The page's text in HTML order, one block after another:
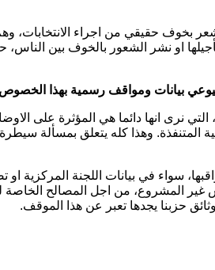
تشعر بخوف حقيقي من اجراء
او نشر الشعور بالخوف بين
بيانات ومواقف رسمية بهذا
نرى انها دائما هي المؤثرة على
المتنفذة. وهذا كله يتعلق بمسألة
سواء في بيانات اللجنة المركزية
المشروع، من اجل المصالح الخاصة
حزبنا يجدها تعبر عن هذا الموقف.